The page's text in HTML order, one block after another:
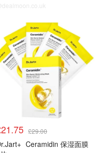
£29.00
Ceramidin 保湿面膜